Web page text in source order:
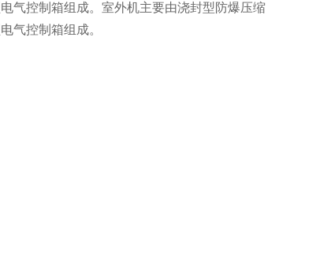
气控制箱组成。室外机主要由浇封型防爆压缩
气控制箱组成。